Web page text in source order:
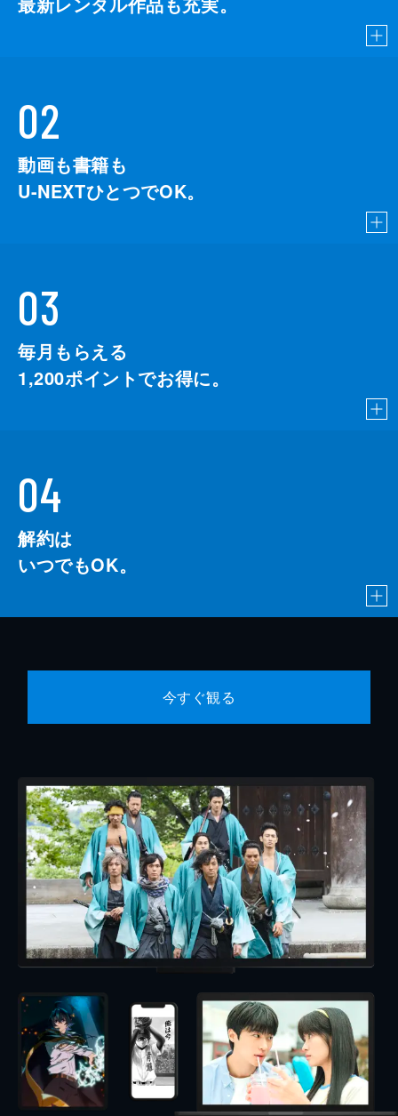
02
動画も書籍も
U-NEXTひとつでOK。
03
毎月もらえる
1,200ポイントでお得に。
04
解約は
いつでもOK。
今すぐ観る